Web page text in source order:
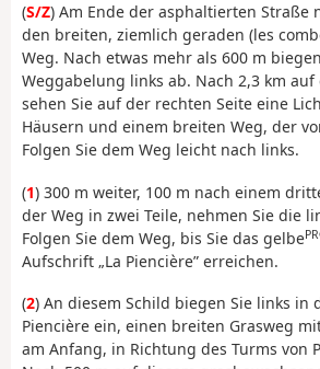
(S/Z) Am Ende der asphaltierten Straße
den breiten, ziemlich geraden (les
Weg. Nach etwas mehr als 600 m
Weggabelung links ab. Nach 2,3 km auf
sehen Sie auf der rechten Seite eine
Häusern und einem breiten Weg, der
Folgen Sie dem Weg leicht nach links.
(1) 300 m weiter, 100 m nach einem
der Weg in zwei Teile, nehmen Sie die
Folgen Sie dem Weg, bis Sie das gelbe
Aufschrift „La Piencière” erreichen.
(2) An diesem Schild biegen Sie links in
Piencière ein, einen breiten Grasweg
am Anfang, in Richtung des Turms von